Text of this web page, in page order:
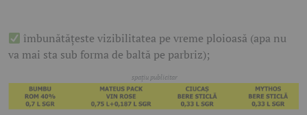
îmbunătățeste vizibilitatea pe vreme ploioasă (apa nu
va mai sta sub forma de baltă pe parbriz);